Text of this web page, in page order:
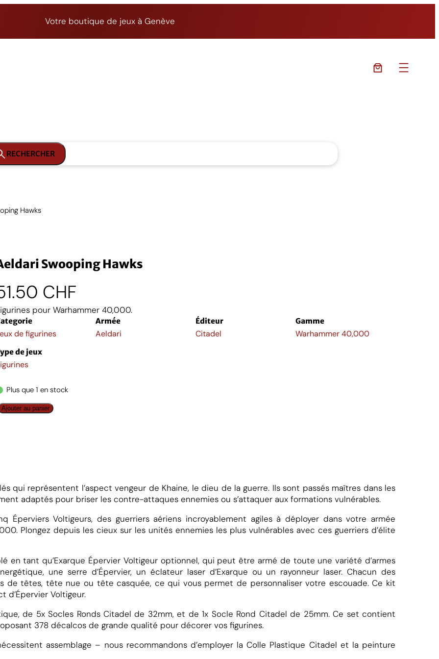
Votre boutique de jeux à Genève
RECHERCHER
Hawks
Swooping Hawks
CHF
pour Warhammer 40,000.
de figurines
Armée
Aeldari
Éditeur
Citadel
Gamme
Warhammer 40,000
de jeux
Plus que 1 en stock
Ajouter au panier
qui représentent l’aspect vengeur de Khaine, le dieu de la guerre. Ils sont passés maîtres dans les
adaptés pour briser les contre-attaques ennemies ou s’attaquer aux formations vulnérables.
Éperviers Voltigeurs, des guerriers aériens incroyablement agiles à déployer dans votre armée
Plongez depuis les cieux sur les unités ennemies les plus vulnérables avec ces guerriers d’élite
en tant qu’Exarque Épervier Voltigeur optionnel, qui peut être armé de toute une variété d’armes
une serre d’Épervier, un éclateur laser d’Exarque ou un rayonneur laser. Chacun des
de têtes, tête nue ou tête casquée, ce qui vous permet de personnaliser votre escouade. Ce kit
d’Épervier Voltigeur.
de 5x Socles Ronds Citadel de 32mm, et de 1x Socle Rond Citadel de 25mm. Ce set contient
378 décalcos de grande qualité pour décorer vos figurines.
assemblage – nous recommandons d’employer la Colle Plastique Citadel et la peinture